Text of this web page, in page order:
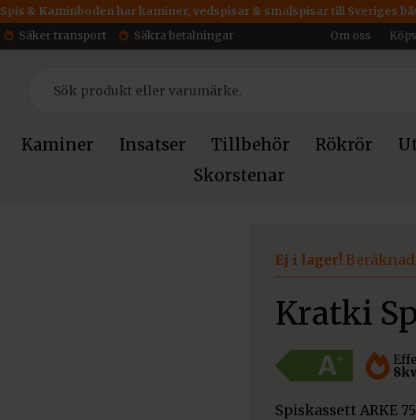
Spis & Kaminboden har kaminer, vedspisar & smalspisar till Sveriges
Säker transport Säkra betalningar Om oss
Kaminer Insatser Tillbehör Rökrör
Skorstenar
Ej i lager!
Kratki
Spiskassett ARKE